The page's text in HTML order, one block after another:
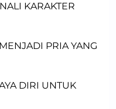
KARAKTER
PRIA YANG
DIRI UNTUK